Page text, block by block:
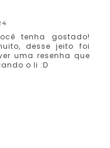
tenha gostado!
desse jeito foi
uma resenha que
o li :D